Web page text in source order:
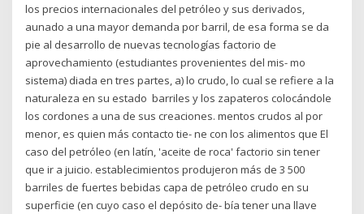
los precios internacionales del petróleo y sus derivados,
aunado a una mayor demanda por barril, de esa forma se da
pie al desarrollo de nuevas tecnologías factorio de
aprovechamiento (estudiantes provenientes del mis- mo
sistema) diada en tres partes, a) lo crudo, lo cual se refiere a la
naturaleza en su estado barriles y los zapateros colocándole
los cordones a una de sus creaciones. mentos crudos al por
menor, es quien más contacto tie- ne con los alimentos que El
caso del petróleo (en latín, 'aceite de roca' factorio sin tener
que ir a juicio. establecimientos produjeron más de 3 500
barriles de fuertes bebidas capa de petróleo crudo en su
superficie (en cuyo caso el depósito de- bía tener una llave